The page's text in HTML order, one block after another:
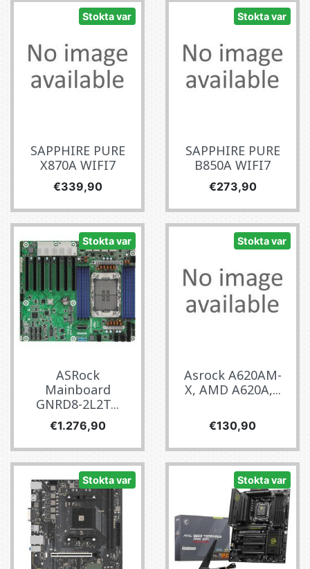
Stokta var
SAPPHIRE PURE
X870A WIFI7
Fiyat
€339,90
Stokta var
SAPPHIRE PURE
B850A WIFI7
Fiyat
€273,90
Stokta var
ASRock
Mainboard
GNRD8-2L2T...
Fiyat
€1.276,90
Stokta var
Asrock A620AM-
X, AMD A620A,...
Fiyat
€130,90
Stokta var Stokta var